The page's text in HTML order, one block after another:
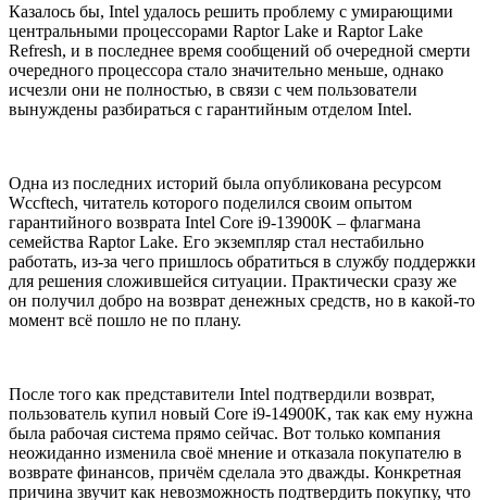
Казалось бы, Intel удалось решить проблему с умирающими
центральными процессорами Raptor Lake и Raptor Lake
Refresh, и в последнее время сообщений об очередной смерти
очередного процессора стало значительно меньше, однако
исчезли они не полностью, в связи с чем пользователи
вынуждены разбираться с гарантийным отделом Intel.
Одна из последних историй была опубликована ресурсом
Wccftech, читатель которого поделился своим опытом
гарантийного возврата Intel Core i9-13900K – флагмана
семейства Raptor Lake. Его экземпляр стал нестабильно
работать, из-за чего пришлось обратиться в службу поддержки
для решения сложившейся ситуации. Практически сразу же
он получил добро на возврат денежных средств, но в какой-то
момент всё пошло не по плану.
После того как представители Intel подтвердили возврат,
пользователь купил новый Core i9-14900K, так как ему нужна
была рабочая система прямо сейчас. Вот только компания
неожиданно изменила своё мнение и отказала покупателю в
возврате финансов, причём сделала это дважды. Конкретная
причина звучит как невозможность подтвердить покупку, что